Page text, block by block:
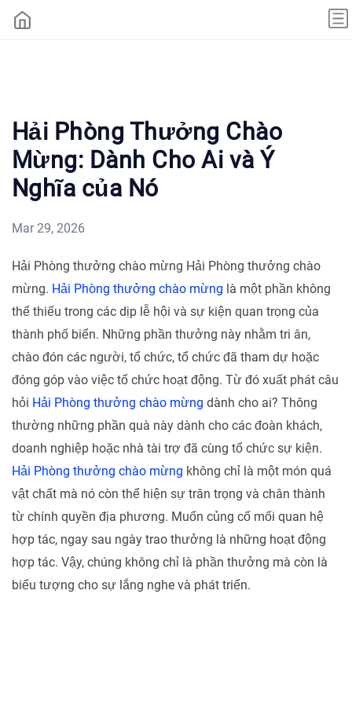
Hải Phòng Thưởng Chào
Mừng: Dành Cho Ai và Ý
Nghĩa của Nó
Mar 29, 2026
Hải Phòng thưởng chào mừng Hải Phòng thưởng chào
mừng. Hải Phòng thưởng chào mừng là một phần không
thể thiếu trong các dịp lễ hội và sự kiện quan trọng của
thành phố biển. Những phần thưởng này nhằm tri ân,
chào đón các người, tổ chức, tổ chức đã tham dự hoặc
đóng góp vào việc tổ chức hoạt động. Từ đó xuất phát câu
hỏi Hải Phòng thưởng chào mừng dành cho ai? Thông
thường những phần quà này dành cho các đoàn khách,
doanh nghiệp hoặc nhà tài trợ đã cùng tổ chức sự kiện.
Hải Phòng thưởng chào mừng không chỉ là một món quá
vật chất mà nó còn thể hiện sự trân trọng và chân thành
từ chính quyền địa phương. Muốn củng cố mối quan hệ
hợp tác, ngay sau ngày trao thưởng là những hoạt động
hợp tác. Vậy, chúng không chỉ là phần thưởng mà còn là
biểu tượng cho sự lắng nghe và phát triển.